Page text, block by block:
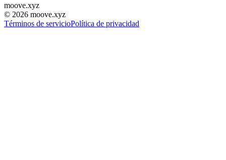
moove.xyz
© 2026 moove.xyz
Términos de servicioPolítica de privacidad